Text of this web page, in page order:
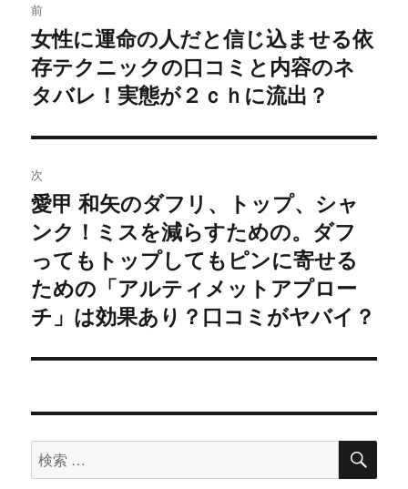
稿
ナ
ビ
ゲ
ー
シ
ョ
ン
前
過
去
の
投
稿:
女性に運命の人だと信じ込ませる依
存テクニックの口コミと内容のネ
タバレ！実態が２ｃｈに流出？
次
次
の
投
稿:
愛甲 和矢のダフリ、トップ、シャ
ンク！ミスを減らすための。ダフ
ってもトップしてもピンに寄せる
ための「アルティメットアプロー
チ」は効果あり？口コミがヤバイ？
検
索
検